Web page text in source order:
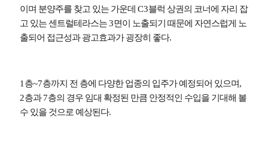
이며 분양주를 찾고 있는 가운데 C3블럭 상권의 코너에 자리 잡
고 있는 센트럴테라스는3면이 노출되기 때문에 자연스럽게 노
출되어 접근성과 광고효과가 굉장히 좋다.
1 층~7층까지 전 층에 다양한 업종의 입주가 예정되어 있으며,
2층과7층의 경우 임대 확정된 만큼 안정적인 수입을 기대해 볼
수 있을 것으로 예상된다.